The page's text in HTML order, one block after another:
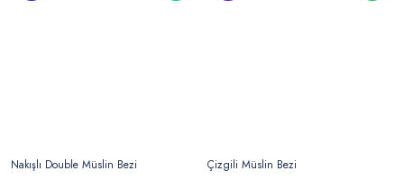
Nakışlı Double Müslin Bezi Çizgili Müslin Bezi